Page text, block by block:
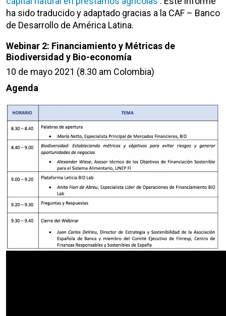
ha sido traducido y adaptado gracias a la CAF – Banco
de Desarrollo de América Latina.
Webinar 2: Financiamiento y Métricas de
Biodiversidad y Bio-economía
10 de mayo 2021 (8.30 am Colombia)
Agenda